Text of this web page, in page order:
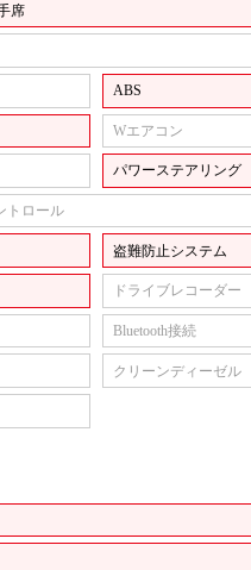
席
ABS
Wエアコン
パワーステアリング
トロール
盗難防止システム
ドライブレコーダー
Bluetooth接続
クリーンディーゼル